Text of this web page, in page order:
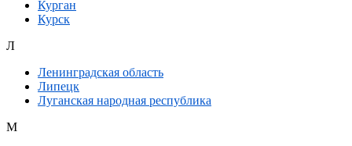
Курган
Курск
Л
Ленинградская область
Липецк
Луганская народная республика
М